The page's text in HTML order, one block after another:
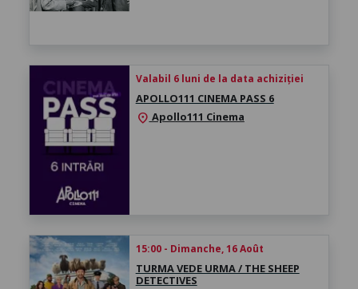
Valabil 6 luni de la data achiziției
APOLLO111 CINEMA PASS 6
location_onApollo111 Cinema
15:00 - Dimanche, 16 Août
TURMA VEDE URMA / THE SHEEP
DETECTIVES